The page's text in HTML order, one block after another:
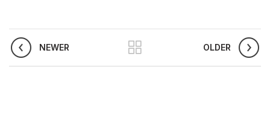
NEWER OLDER